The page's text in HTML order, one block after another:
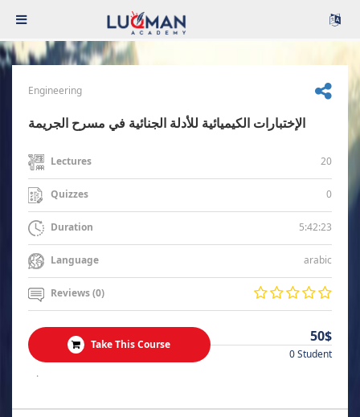
Engineering
الإختبارات الكيميائية للأدلة الجنائية في مسرح الجريمة
Lectures 20
Quizzes 0
Duration 5:42:23
Language arabic
Reviews (0)
Take This Course 50$
0 Student
.